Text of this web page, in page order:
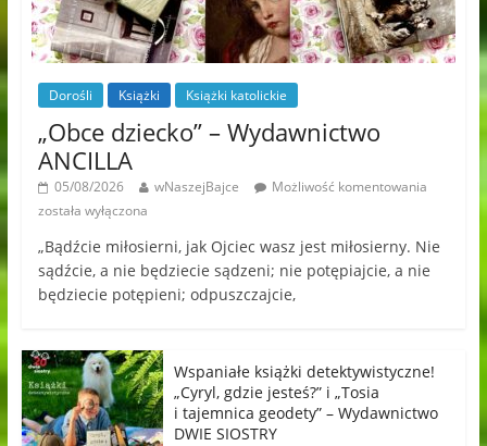
Dorośli Książki Książki katolickie
„Obce dziecko” – Wydawnictwo
ANCILLA
05/08/2026 wNaszejBajce
Możliwość komentowania
została wyłączona
„Bądźcie miłosierni, jak Ojciec wasz jest miłosierny. Nie
sądźcie, a nie będziecie sądzeni; nie potępiajcie, a nie
będziecie potępieni; odpuszczajcie,
Wspaniałe książki detektywistyczne!
„Cyryl, gdzie jesteś?” i „Tosia
i tajemnica geodety” – Wydawnictwo
DWIE SIOSTRY